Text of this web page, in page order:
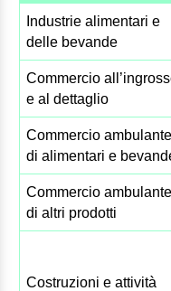
Industrie alimentari e
delle bevande
Commercio
e al dettaglio
Commercio ambulante
di alimentari e
Commercio ambulante
di altri prodotti
Costruzioni e attività